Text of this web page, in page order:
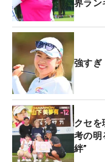
る勝利となった。
昨年は母の日に国
娘”は、「まだまだ
しく、みなさんに
目指して頑張りま
胸に、最強女王が
界ラン
強す
クセを
考の
絆”